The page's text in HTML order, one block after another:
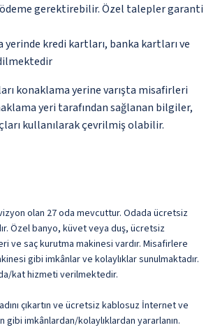
ödeme gerektirebilir. Özel talepler garanti
yerinde kredi kartları, banka kartları ve
konaklama yerine varışta misafirleri
yeri tarafından sağlanan bilgiler,
kullanılarak çevrilmiş olabilir.
olan 27 oda mevcuttur. Odada ücretsiz
Özel banyo, küvet veya duş, ücretsiz
ve saç kurutma makinesi vardır. Misafirlere
gibi imkânlar ve kolaylıklar sunulmaktadır.
kat hizmeti verilmektedir.
çıkartın ve ücretsiz kablosuz İnternet ve
imkânlardan/kolaylıklardan yararlanın.